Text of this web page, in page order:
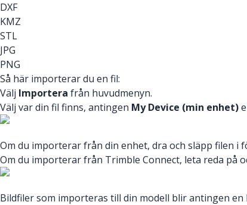
DXF
KMZ
STL
JPG
PNG
Så här importerar du en fil:
Välj Importera från huvudmenyn.
Välj var din fil finns, antingen My Device (min enhet)
Om du importerar från din enhet, dra och släpp filen i
Om du importerar från Trimble Connect, leta reda på
Bildfiler som importeras till din modell blir antingen